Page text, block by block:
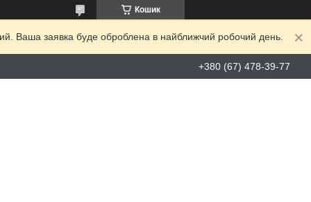
Кошик
Ваша заявка буде оброблена в найближчий робочий день.
+380 (67) 478-39-77